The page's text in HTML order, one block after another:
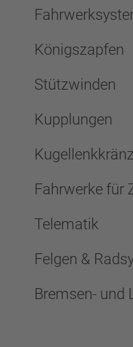
Königszapfen
Stützwinden
Kupplungen
Fahrwerke für
Telematik
Felgen &
Bremsen- und